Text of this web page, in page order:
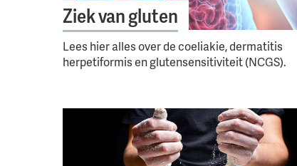
Ziek van gluten
Lees hier alles over de coeliakie, dermatitis
herpetiformis en glutensensitiviteit (NCGS).